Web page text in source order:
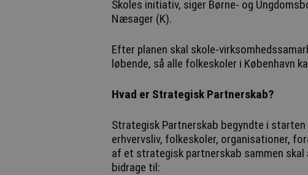
Skoles initiativ, siger Børne- og
Næsager (K).
Efter planen skal skole-
løbende, så alle folkeskoler i København
Hvad er Strategisk Partnerskab?
Strategisk Partnerskab begyndte i
erhvervsliv, folkeskoler, organisationer,
af et strategisk partnerskab sammen
bidrage til: